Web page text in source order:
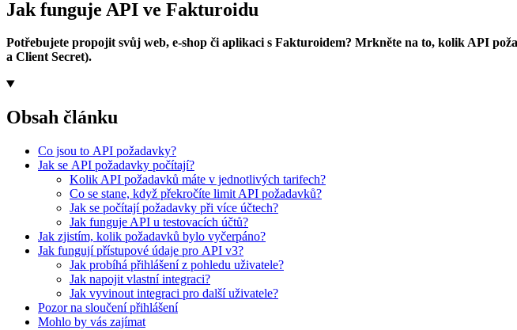
Jak funguje API ve Fakturoidu
Potřebujete propojit svůj web, e-shop či aplikaci s Fakturoidem? Mrkněte na to, kolik API
a Client Secret).
Obsah článku
Co jsou to API požadavky?
Jak se API požadavky počítají?
Kolik API požadavků máte v jednotlivých tarifech?
Co se stane, když překročíte limit API požadavků?
Jak se počítají požadavky při více účtech?
Jak funguje API u testovacích účtů?
Jak zjistím, kolik požadavků bylo vyčerpáno?
Jak fungují přístupové údaje pro API v3?
Jak probíhá přihlášení z pohledu uživatele?
Jak napojit vlastní integraci?
Jak vyvinout integraci pro další uživatele?
Pozor na sloučení přihlášení
Mohlo by vás zajímat